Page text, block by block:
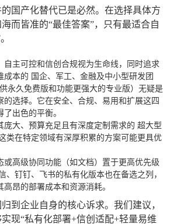
国产化替代已是必然。在选择具体方
而皆准的“最佳答案”，只有最适合自
自主可控和信创合规视为生命线，同时追求
成本的 国企、军工、金融及中小型研发团
供永久免费版和功能更强大的专业版）无疑是
的选择。它在安全、合规、易用和扩展这四
出色的平衡。
庞大、预算充足且有深度定制需求的 超大型
类在特定领域有深厚积累的方案可能更具优
或高级协同功能（如文档）置于更高优先级
、钉钉、飞书的私有化版本也在备选之列，
昂的部署成本和资源消耗。
到企业自身的核心诉求。我们建议，
现“私有化部署+信创适配+轻量易维